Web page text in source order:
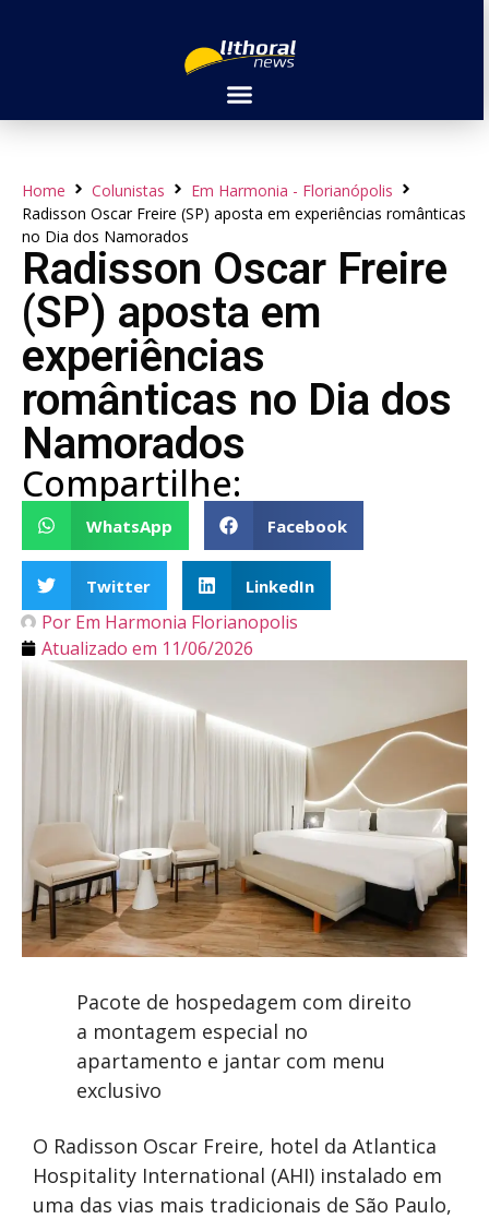
Home Colunistas
Em Harmonia - Florianópolis
Radisson Oscar Freire (SP) aposta em experiências românticas
no Dia dos Namorados
Radisson Oscar Freire
(SP) aposta em
experiências
românticas no Dia dos
Namorados
Compartilhe:
WhatsApp Facebook
Twitter LinkedIn
Por Em Harmonia Florianopolis
Atualizado em 11/06/2026
Pacote de hospedagem com direito
a montagem especial no
apartamento e jantar com menu
exclusivo
O Radisson Oscar Freire, hotel da Atlantica
Hospitality International (AHI) instalado em
uma das vias mais tradicionais de São Paulo,